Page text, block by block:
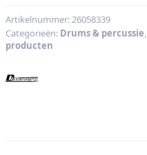
aantal
Artikelnummer:26058339
Categorieën: Drums & percussie,
producten